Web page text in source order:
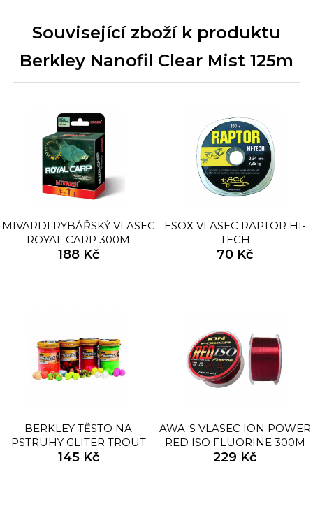
Související zboží k produktu
Berkley Nanofil Clear Mist 125m
MIVARDI RYBÁŘSKÝ VLASEC
ROYAL CARP 300M
188 Kč
ESOX VLASEC RAPTOR HI-
TECH
70 Kč
BERKLEY TĚSTO NA
PSTRUHY GLITER TROUT
BAIT 50G
145 Kč
AWA-S VLASEC ION POWER
RED ISO FLUORINE 300M
229 Kč